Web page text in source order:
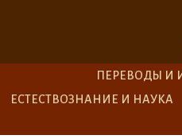
ПЕРЕВОДЫ И
ЕСТЕСТВОЗНАНИЕ И НАУКА